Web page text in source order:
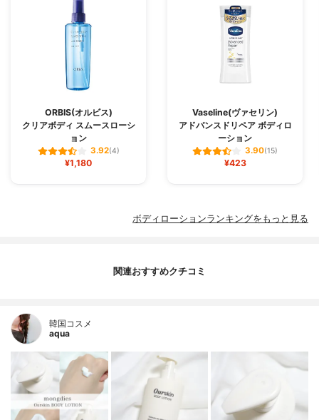
ORBIS(オルビス)
クリアボディ スムースローシ
ョン
3.92(4)
¥1,180
Vaseline(ヴァセリン)
アドバンスドリペア ボディロ
ーション
3.90(15)
¥423
ボディローションランキングをもっと見る
関連おすすめクチコミ
韓国コスメ
aqua